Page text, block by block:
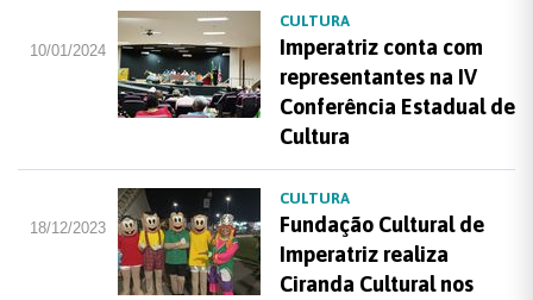
10/01/2024
CULTURA
Imperatriz conta com
representantes na IV
Conferência Estadual de
Cultura
18/12/2023
CULTURA
Fundação Cultural de
Imperatriz realiza
Ciranda Cultural nos